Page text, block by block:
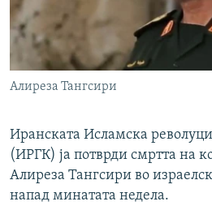
Алиреза Тангсири
Иранската Исламска
(ИРГК) ја потврди смртта на
Алиреза Тангсири во
напад минатата недела.